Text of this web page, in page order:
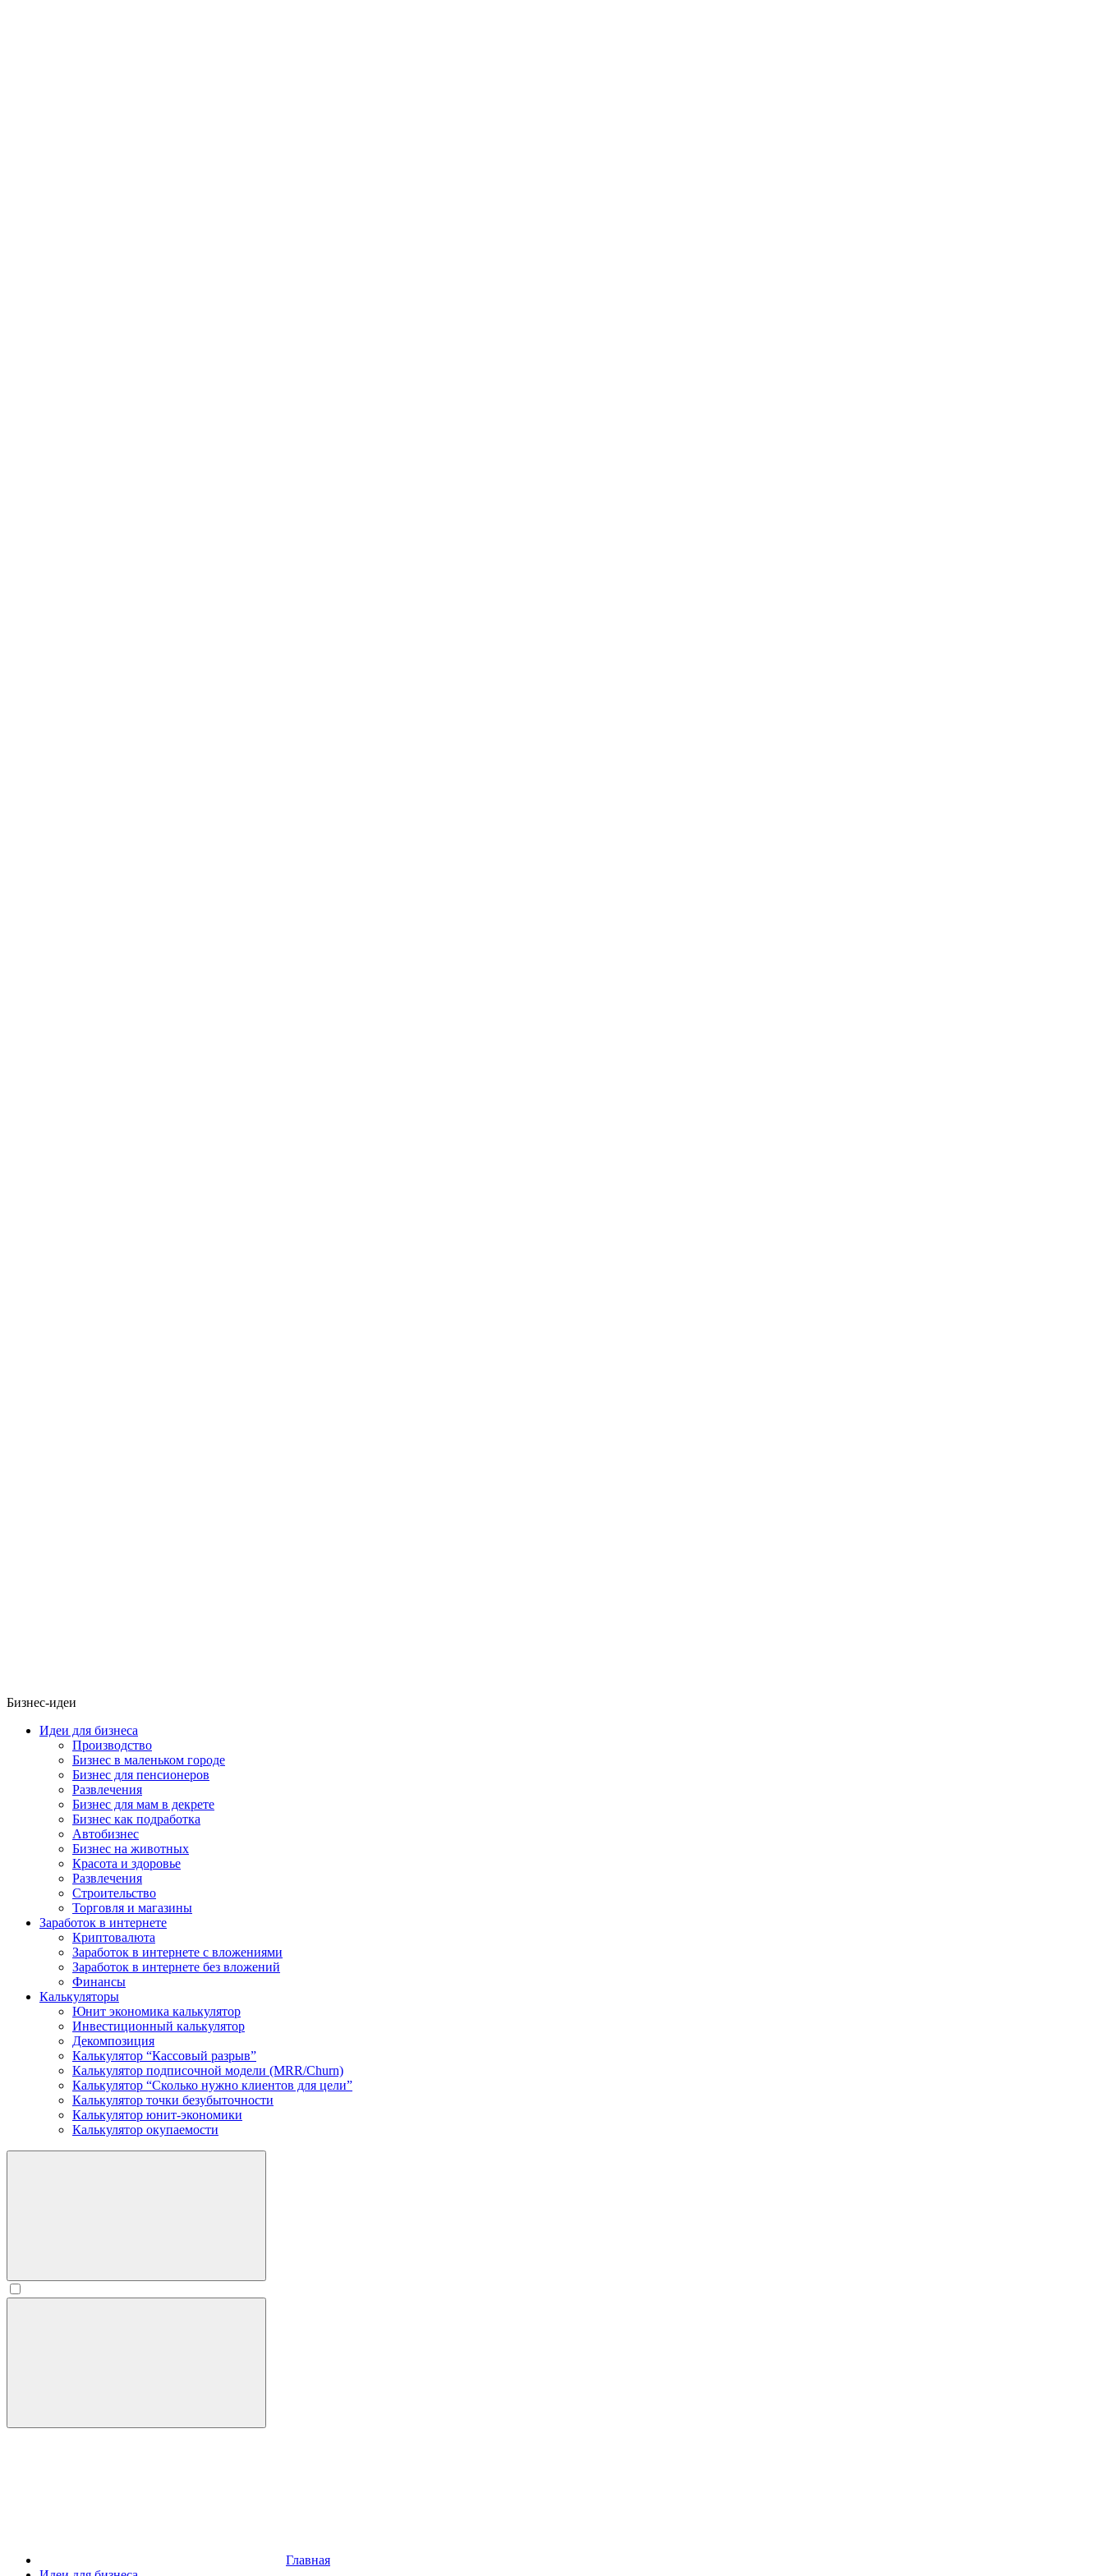
Бизнес-идеи
Идеи для бизнеса
Производство
Бизнес в маленьком городе
Бизнес для пенсионеров
Развлечения
Бизнес для мам в декрете
Бизнес как подработка
Автобизнес
Бизнес на животных
Красота и здоровье
Развлечения
Строительство
Торговля и магазины
Заработок в интернете
Криптовалюта
Заработок в интернете c вложениями
Заработок в интернете без вложений
Финансы
Калькуляторы
Юнит экономика калькулятор
Инвестиционный калькулятор
Декомпозиция
Калькулятор “Кассовый разрыв”
Калькулятор подписочной модели (MRR/Churn)
Калькулятор “Сколько нужно клиентов для цели”
Калькулятор точки безубыточности
Калькулятор юнит-экономики
Калькулятор окупаемости
Главная